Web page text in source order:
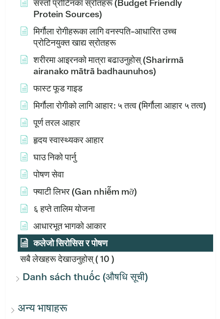
सस्तो प्रोटिनका स्रोतहरू (Budget Friendly
Protein Sources)
मिर्गौला रोगीहरूका लागि वनस्पति-आधारित उच्च
प्रोटिनयुक्त खाद्य स्रोतहरू
शरीरमा आइरनको मात्रा बढाउनुहोस् (Sharirmā
airanako mātrā badhaunuhos)
फास्ट फूड गाइड
मिर्गौला रोगीको लागि आहार: ५ तत्व (मिर्गौला आहार ५ तत्व)
पूर्ण तरल आहार
हृदय स्वास्थ्यकर आहार
घाउ निको पार्नु
पोषण सेवा
फ्याटी लिभर (Gan nhiễm mỡ)
६ हप्ते तालिम योजना
आधारभूत भागको आकार
कलेजो सिरोसिस र पोषण
सबै लेखहरू देखाउनुहोस्( 10 )
Danh sách thuốc (औषधि सूची)
अन्य भाषाहरू